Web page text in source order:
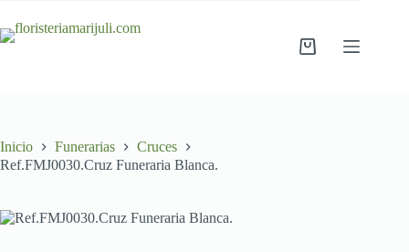
contenido
Carro
Inicio Funerarias
Cruces
Ref.FMJ0030.Cruz Funeraria Blanca.